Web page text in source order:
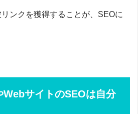
ンクを獲得することが、SEOに
WebサイトのSEOは自分